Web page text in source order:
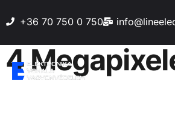
+36 70 750 0 750
4